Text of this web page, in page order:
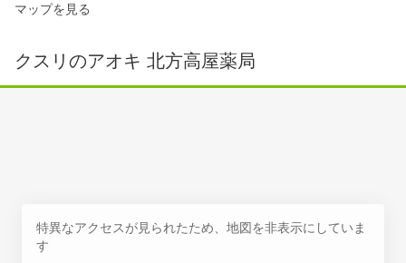
マップを見る
クスリのアオキ 北方高屋薬局
特異なアクセスが見られたため、地図を非表示にしていま
す